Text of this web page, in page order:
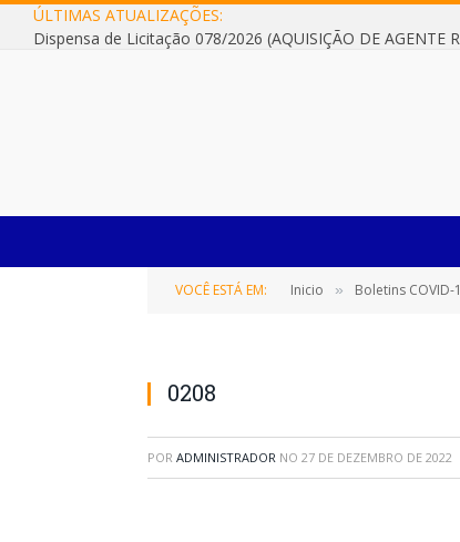
ÚLTIMAS ATUALIZAÇÕES:
VOCÊ ESTÁ EM: Inicio » Boletins COVID-
0208
POR ADMINISTRADOR NO 27 DE DEZEMBRO DE 2022